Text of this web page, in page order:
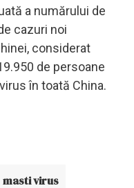
a numărului de
cazuri noi
considerat
de persoane
în toată China.
masti virus